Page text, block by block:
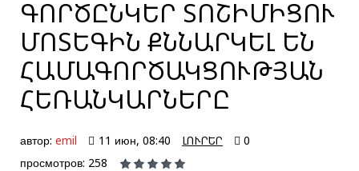
ԳՈՐԾԸՆԿԵՐ ՏՈՇԻՄԻՑՈՒ
ՄՈՏԵԳԻՆ ՔՆՆԱՐԿԵԼ ԵՆ
ՀԱՄԱԳՈՐԾԱԿՑՈՒԹՅԱՆ
ՀԵՌԱՆԿԱՐՆԵՐԸ
автор: emil 11 июн, 08:40 ԼՈՒՐԵՐ
0
просмотров: 258